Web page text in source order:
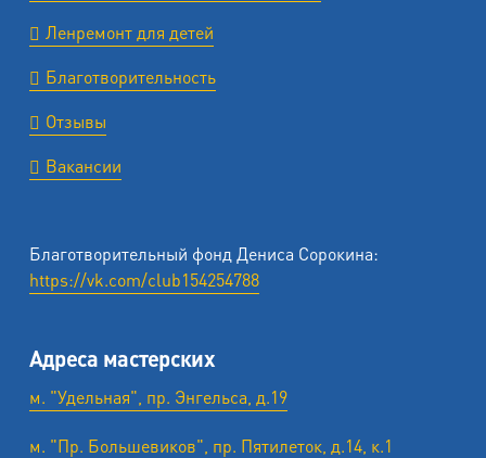
Ленремонт для детей
Благотворительность
Отзывы
Вакансии
Благотворительный фонд Дениса Сорокина:
https://vk.com/club154254788
Адреса мастерских
м. "Удельная", пр. Энгельса, д.19
м. "Пр. Большевиков", пр. Пятилеток, д.14, к.1